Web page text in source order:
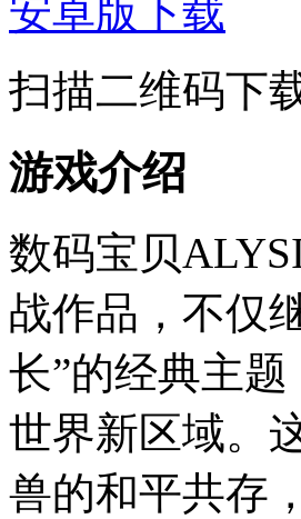
安卓版下载
扫描二维码下
游戏介绍
数码宝贝
战作品，不仅
长”的经典主
世界新区域。
兽的和平共存